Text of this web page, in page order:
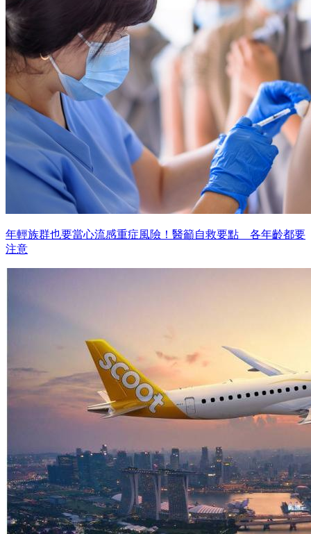
年輕族群也要當心流感重症風險！醫籲自救要點 各年齡都要
注意